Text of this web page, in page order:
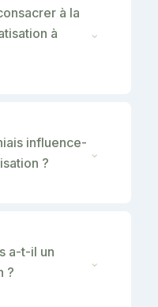
à la
à
⌄
influence-
?
⌄
a-t-il un
?
⌄